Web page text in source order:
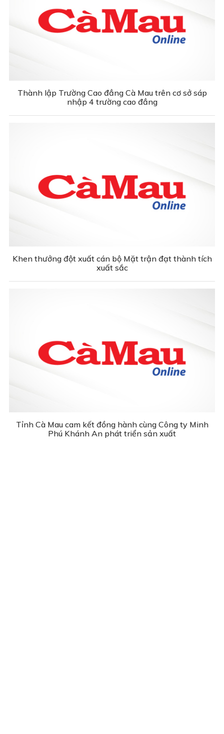
Thành lập Trường Cao đẳng Cà Mau trên cơ sở sáp
nhập 4 trường cao đẳng
Khen thưởng đột xuất cán bộ Mặt trận đạt thành tích
xuất sắc
Tỉnh Cà Mau cam kết đồng hành cùng Công ty Minh
Phú Khánh An phát triển sản xuất